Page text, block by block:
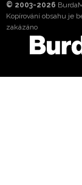
© 2003-2026
Kopírování obsahu je
zakázáno